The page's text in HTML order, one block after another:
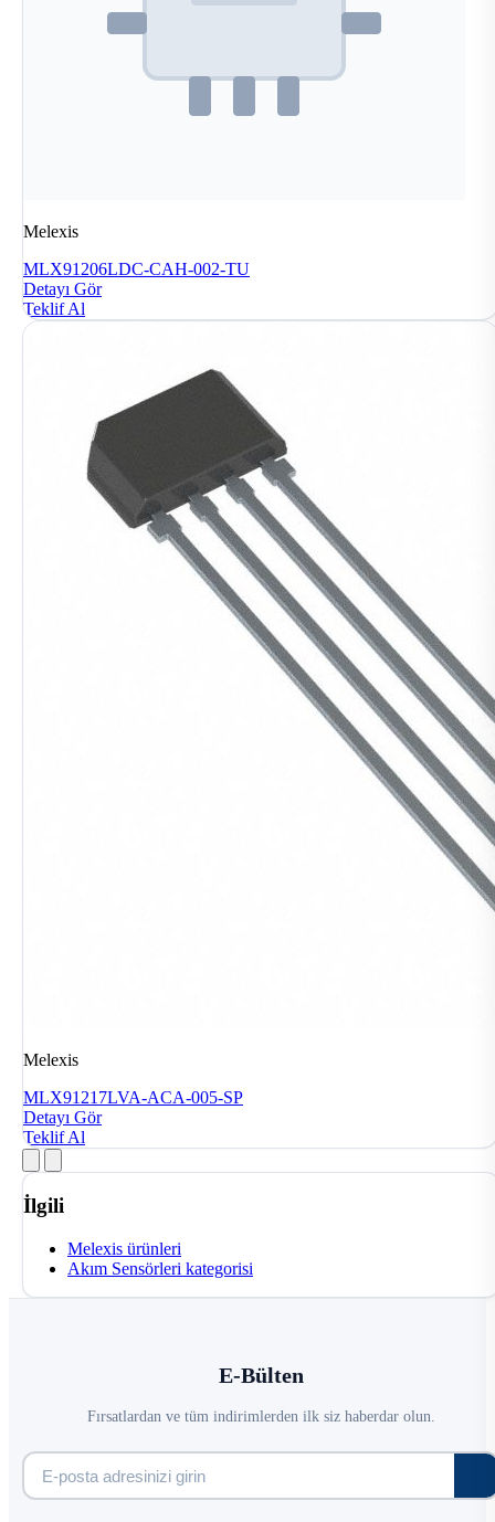
Melexis
MLX91206LDC-CAH-002-TU
Detayı Gör
Teklif Al
Melexis
MLX91217LVA-ACA-005-SP
Detayı Gör
Teklif Al
İlgili
Melexis ürünleri
Akım Sensörleri kategorisi
E-Bülten
Fırsatlardan ve tüm indirimlerden ilk siz haberdar olun.